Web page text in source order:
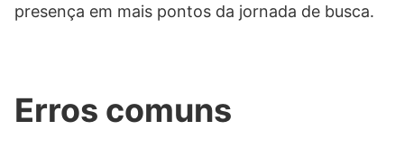
presença em mais pontos da jornada de busca.
Erros comuns